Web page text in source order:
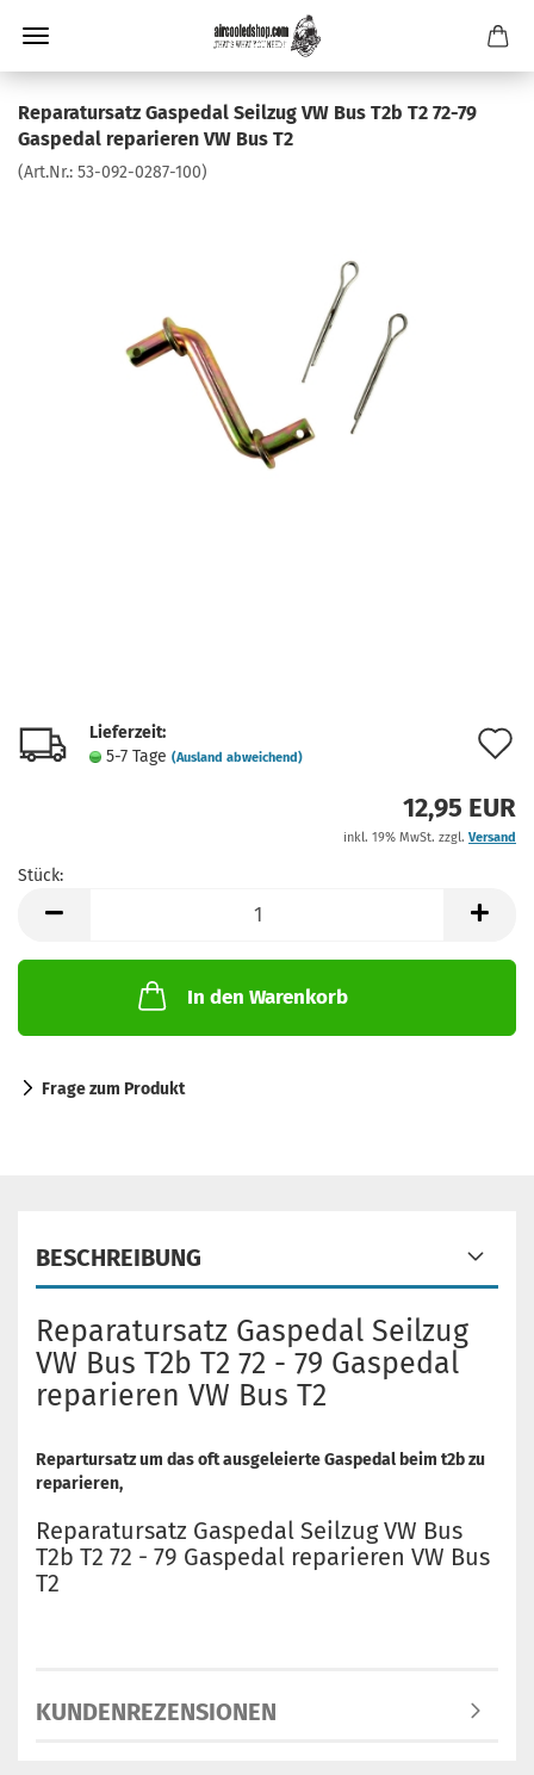
Reparatursatz Gaspedal Seilzug VW Bus T2b T2 72-79
Gaspedal reparieren VW Bus T2
(Art.Nr.: 53-092-0287-100)
Lieferzeit:
5-7 Tage (Ausland abweichend)
12,95 EUR
inkl. 19% MwSt. zzgl. Versand
Stück:
In den Warenkorb
Frage zum Produkt
BESCHREIBUNG
Reparatursatz Gaspedal Seilzug
VW Bus T2b T2 72 - 79 Gaspedal
reparieren VW Bus T2
Repartursatz um das oft ausgeleierte Gaspedal beim t2b zu
reparieren,
Reparatursatz Gaspedal Seilzug VW Bus
T2b T2 72 - 79 Gaspedal reparieren VW Bus
T2
KUNDENREZENSIONEN